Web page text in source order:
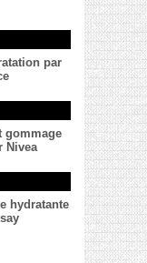
par
gommage
Nivea
hydratante